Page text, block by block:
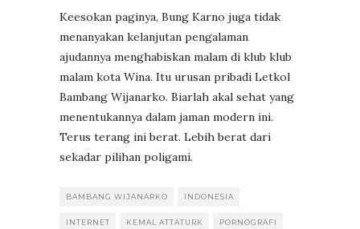
Keesokan paginya, Bung Karno juga tidak
menanyakan kelanjutan pengalaman
ajudannya menghabiskan malam di klub klub
malam kota Wina. Itu urusan pribadi Letkol
Bambang Wijanarko. Biarlah akal sehat yang
menentukannya dalam jaman modern ini.
Terus terang ini berat. Lebih berat dari
sekadar pilihan poligami.
BAMBANG WIJANARKO INDONESIA
INTERNET KEMAL ATTATURK PORNOGRAFI